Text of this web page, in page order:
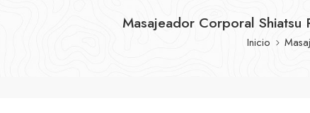
Masajeador Corporal
Inicio